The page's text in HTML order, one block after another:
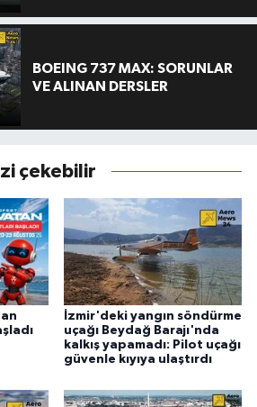
BOEING 737 MAX: SORUNLAR
VE ALINAN DERSLER
çekebilir
İzmir'deki yangın söndürme
uçağı Beydağ Barajı'nda
kalkış yapamadı: Pilot uçağı
güvenle kıyıya ulaştırdı